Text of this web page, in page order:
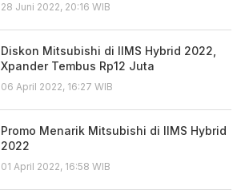
28 Juni 2022, 20:16 WIB
Diskon Mitsubishi di IIMS Hybrid 2022,
Xpander Tembus Rp12 Juta
06 April 2022, 16:27 WIB
Promo Menarik Mitsubishi di IIMS Hybrid
2022
01 April 2022, 16:58 WIB